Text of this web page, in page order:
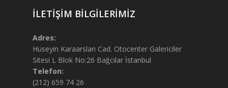
İLETİŞİM BİLGİLERİMİZ
Adres:
Hüseyin Karaarslan Cad. Otocenter Galericiler
Sitesi L Blok No:26 Bağcılar İstanbul
Telefon:
(212) 659 74 26